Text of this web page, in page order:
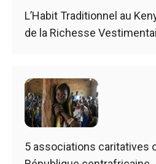
L’Habit Traditionnel au
de la Richesse
5 associations caritatives